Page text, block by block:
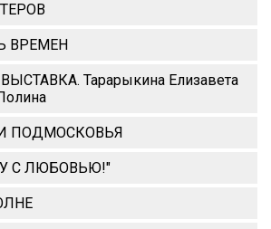
ВРЕМЕН
Тарарыкина Елизавета
ПОДМОСКОВЬЯ
С ЛЮБОВЬЮ!"